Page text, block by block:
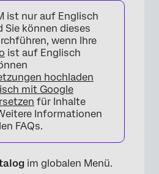
ist nur auf Englisch
Sie können dieses
wenn Ihre
ist auf Englisch
hochladen
mit Google
für Inhalte
Informationen
FAQs.
im globalen Menü.